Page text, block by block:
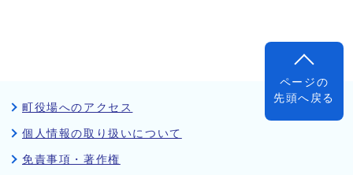
ページの
先頭へ戻る
町役場へのアクセス
個人情報の取り扱いについて
免責事項・著作権